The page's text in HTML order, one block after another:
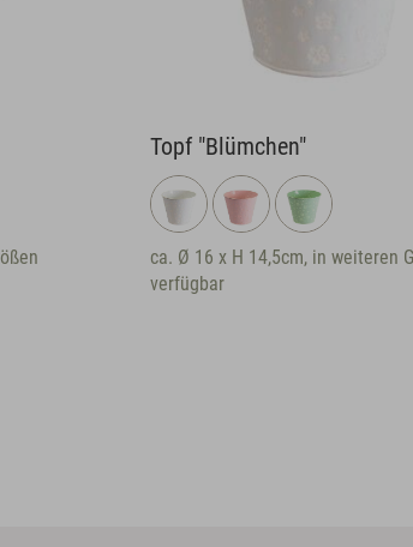
Topf "Blümchen"
ca. Ø 16 x H 14,5cm, in weiteren Größen